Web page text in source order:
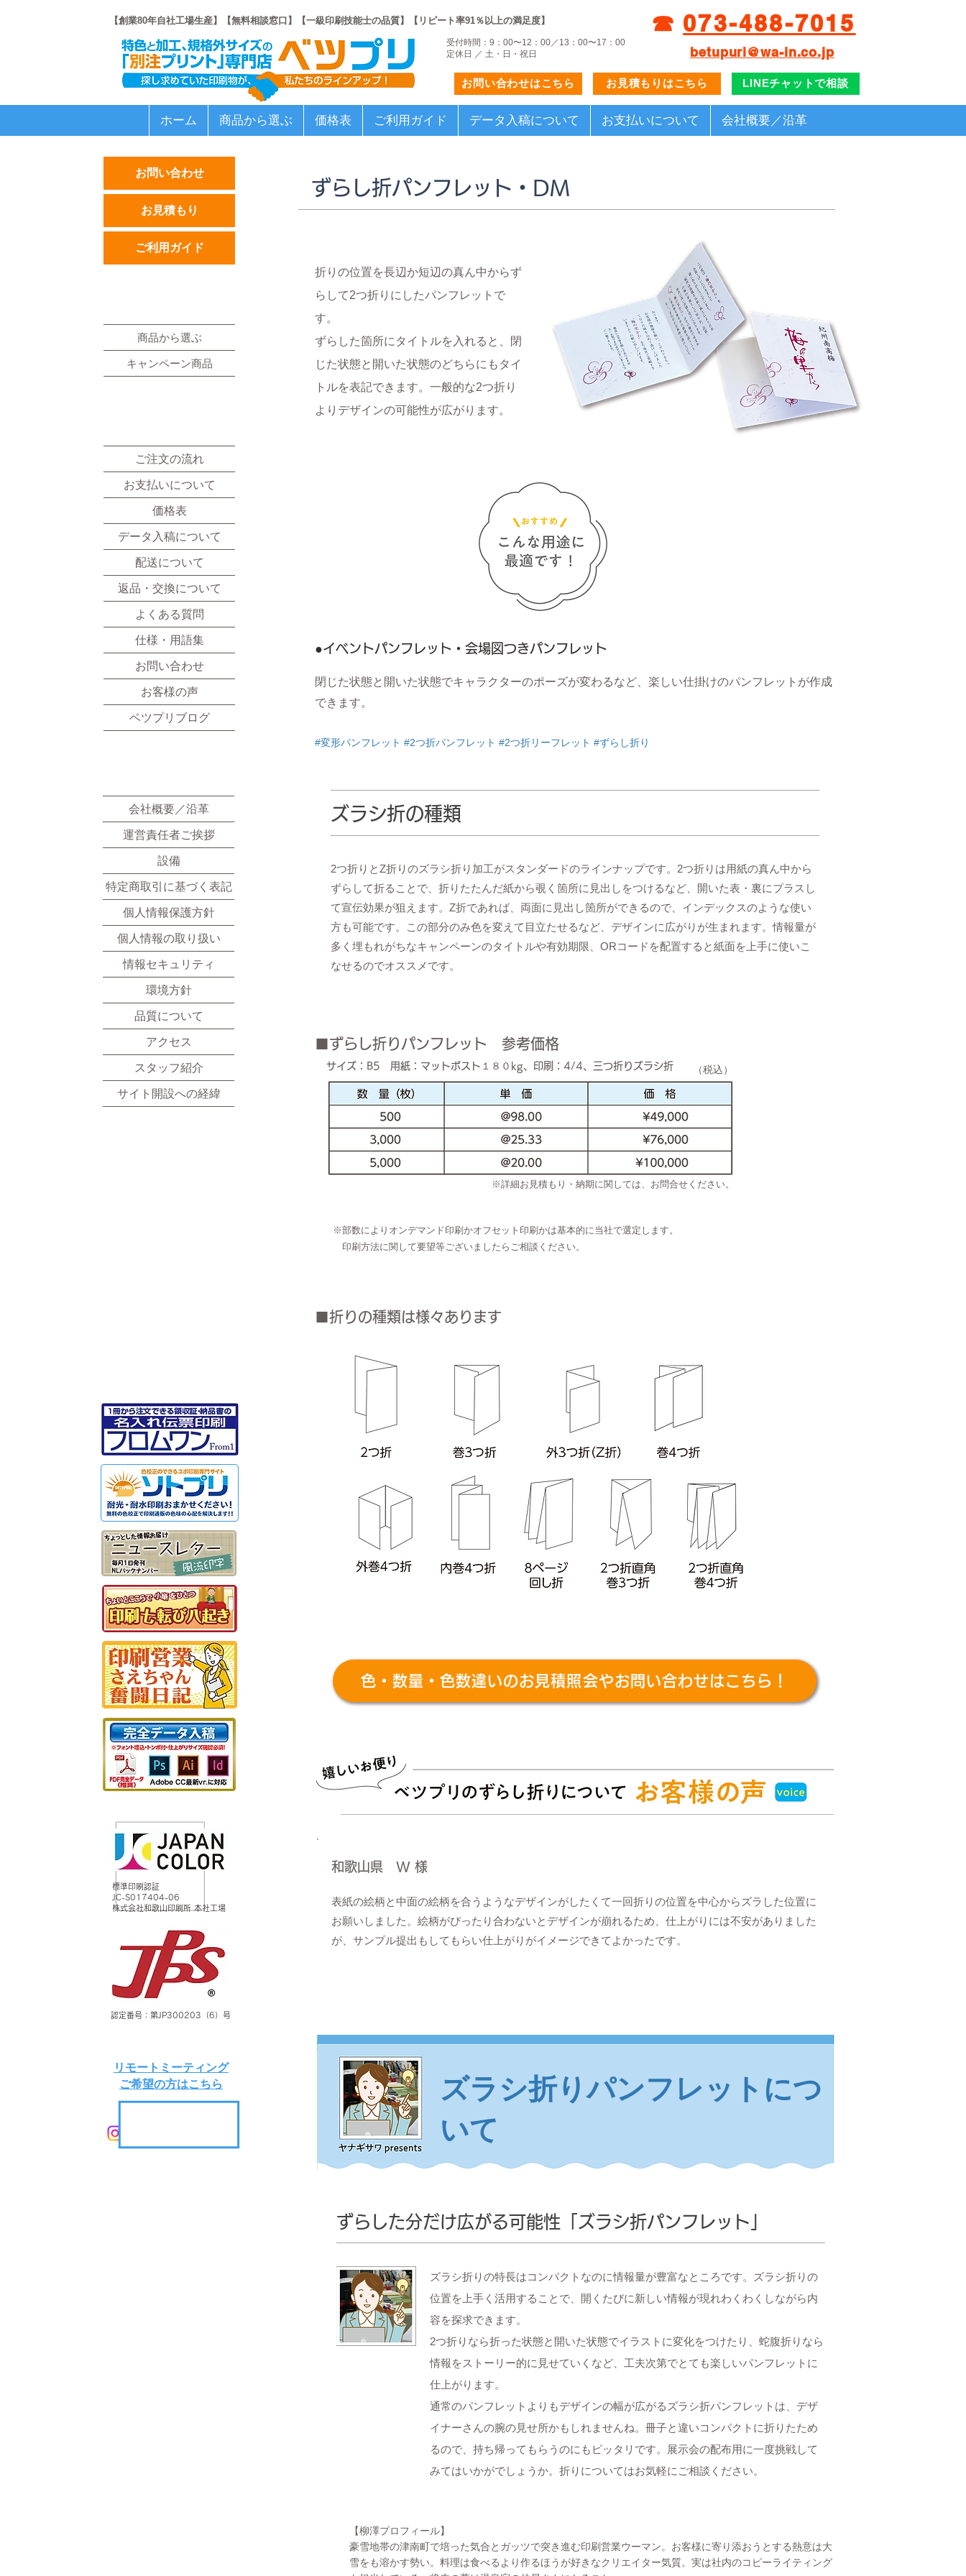
【創業80年自社工場生産】【無料相談窓口】【一級印刷技能士の品質】【リピート率91％以上の満足度】 ☎︎ 073-488-7015
受付時間：9：00〜12：00／13：00〜17：00
定休日 ／ 土・日・祝日
betupuri@wa-in.co.jp
お問い合わせはこちら お見積もりはこちら LINEチャットで相談
ホーム 商品から選ぶ 価格表 ご利用ガイド データ入稿について お支払いについて 会社概要／沿革
ずらし折パンフレット・DM
折りの位置を長辺か短辺の真ん中からず
らして2つ折りにしたパンフレットで
す。
ずらした箇所にタイトルを入れると、閉
じた状態と開いた状態のどちらにもタイ
トルを表記できます。一般的な2つ折り
よりデザインの可能性が広がります。
●イベントパンフレット・会場図つきパンフレット
閉じた状態と開いた状態でキャラクターのポーズが変わるなど、楽しい仕掛けのパンフレットが作成
できます。
#変形パンフレット #2つ折パンフレット #2つ折リーフレット #ずらし折り
ズラシ折の種類
2つ折りとZ折りのズラシ折り加工がスタンダードのラインナップです。2つ折りは用紙の真ん中から
ずらして折ることで、折りたたんだ紙から覗く箇所に見出しをつけるなど、開いた表・裏にプラスし
て宣伝効果が狙えます。Z折であれば、両面に見出し箇所ができるので、インデックスのような使い
方も可能です。この部分のみ色を変えて目立たせるなど、デザインに広がりが生まれます。情報量が
多く埋もれがちなキャンペーンのタイトルや有効期限、ORコードを配置すると紙面を上手に使いこ
なせるのでオススメです。
■ずらし折りパンフレット 参考価格
サイズ：B5 用紙：マットポスト１８０kg、印刷：4/4、三つ折りズラシ折
※詳細お見積もり・納期に関しては、お問合せください。
（税込）
※部数によりオンデマンド印刷かオフセット印刷かは基本的に当社で選定します。
印刷方法に関して要望等ございましたらご相談ください。
■折りの種類は様々あります
色・数量・色数違いのお見積照会やお問い合わせはこちら！
和歌山県 W 様
表紙の絵柄と中面の絵柄を合うようなデザインがしたくて一回折りの位置を中心からズラした位置に
お願いしました。絵柄がぴったり合わないとデザインが崩れるため、仕上がりには不安がありました
が、サンプル提出もしてもらい仕上がりがイメージできてよかったです。
​ズラシ折りパンフレットにつ
いて
ずらした分だけ広がる可能性「ズラシ折パンフレット」
ズラシ折りの特長はコンパクトなのに情報量が豊富なところです。ズラシ折りの
位置を上手く活用することで、開くたびに新しい情報が現れわくわくしながら内
容を探求できます。
2つ折りなら折った状態と開いた状態でイラストに変化をつけたり、蛇腹折りなら
情報をストーリー的に見せていくなど、工夫次第でとても楽しいパンフレットに
仕上がります。
通常のパンフレットよりもデザインの幅が広がるズラシ折パンフレットは、デザ
イナーさんの腕の見せ所かもしれませんね。冊子と違いコンパクトに折りたため
るので、持ち帰ってもらうのにもピッタリです。展示会の配布用に一度挑戦して
みてはいかがでしょうか。折りについてはお気軽にご相談ください。
【柳澤プロフィール】
豪雪地帯の津南町で培った気合とガッツで突き進む印刷営業ウーマン。お客様に寄り添おうとする熱意は大
雪をも溶かす勢い。料理は食べるより作るほうが好きなクリエイター気質。実は社内のコピーライティング
お問い合わせ
お見積もり
ご利用ガイド
商品から選ぶ
キャンペーン商品
ご注文の流れ
お支払いについて
価格表
データ入稿について
配送について
返品・交換について
よくある質問
仕様・用語集
お問い合わせ
お客様の声
ベツプリブログ
会社概要／沿革
運営責任者ご挨拶
設備
特定商取引に基づく表記
個人情報保護方針
個人情報の取り扱い
情報セキュリティ
環境方針
品質について
アクセス
スタッフ紹介
サイト開設への経緯
標準印刷認証
JC-S017404-06
株式会社和歌山印刷所 本社工場
認定番号：第JP300203（6）号
リモートミーティング
​ご希望の方はこちら